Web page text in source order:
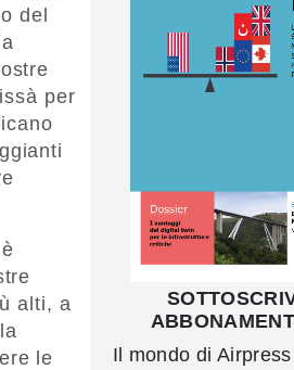
del
per
alti, a
le
Il mondo di